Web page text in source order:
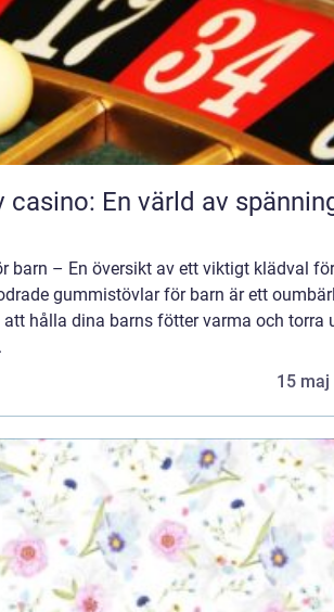
casino: En värld av
barn – En översikt av ett viktigt klädval
gummistövlar för barn är ett
hålla dina barns fötter varma och torra
15 maj